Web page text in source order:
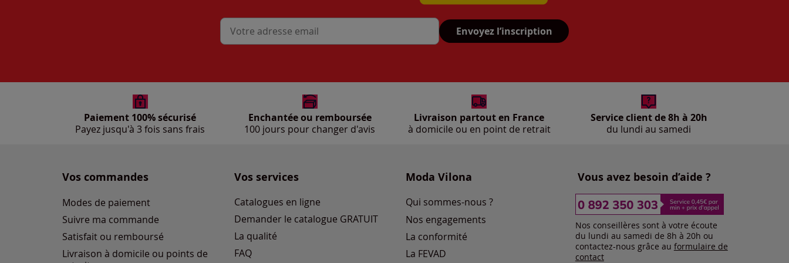
Mon adresse mail Envoyez l’inscription
Paiement 100% sécurisé
Payez jusqu'à 3 fois sans frais
Enchantée ou remboursée
100 jours pour changer d'avis
Livraison partout en France
à domicile ou en point de retrait
Service client de 8h à 20h
du lundi au samedi
Vos commandes
Modes de paiement
Suivre ma commande
Satisfait ou remboursé
Livraison à domicile ou points de
Vos services
Catalogues en ligne
Demander le catalogue GRATUIT
La qualité
FAQ
Moda Vilona
Qui sommes-nous ?
Nos engagements
La conformité
La FEVAD
Vous avez besoin d’aide ?
Nos conseillères sont à votre écoute
du lundi au samedi de 8h à 20h ou
contactez-nous grâce au formulaire de
contact